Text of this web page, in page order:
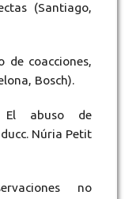
(Santiago,
de coacciones,
Bosch).
El abuso de
Núria Petit
no